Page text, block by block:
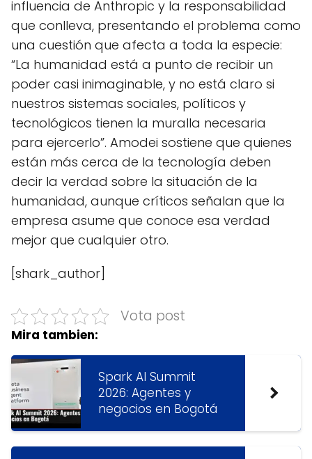
influencia de Anthropic y la responsabilidad
que conlleva, presentando el problema como
una cuestión que afecta a toda la especie:
“La humanidad está a punto de recibir un
poder casi inimaginable, y no está claro si
nuestros sistemas sociales, políticos y
tecnológicos tienen la muralla necesaria
para ejercerlo”. Amodei sostiene que quienes
están más cerca de la tecnología deben
decir la verdad sobre la situación de la
humanidad, aunque críticos señalan que la
empresa asume que conoce esa verdad
mejor que cualquier otro.
[shark_author]
Vota post
Mira tambien:
Spark AI Summit
2026: Agentes y
negocios en Bogotá